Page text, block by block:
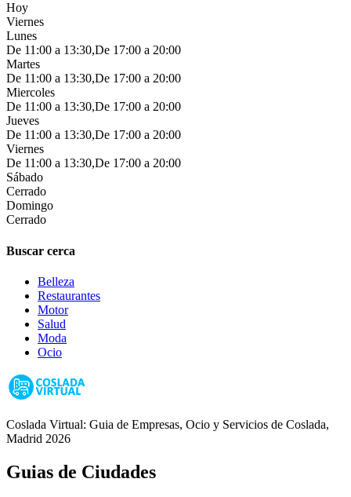
Hoy
Viernes
Lunes
De 11:00 a 13:30,De 17:00 a 20:00
Martes
De 11:00 a 13:30,De 17:00 a 20:00
Miercoles
De 11:00 a 13:30,De 17:00 a 20:00
Jueves
De 11:00 a 13:30,De 17:00 a 20:00
Viernes
De 11:00 a 13:30,De 17:00 a 20:00
Sábado
Cerrado
Domingo
Cerrado
Buscar cerca
Belleza
Restaurantes
Motor
Salud
Moda
Ocio
Coslada Virtual: Guia de Empresas, Ocio y Servicios de Coslada,
Madrid 2026
Guias de Ciudades